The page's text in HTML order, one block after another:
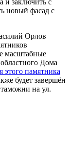
новый фасад с
Орлов
масштабные
Дома
этого памятника
будет завершён
на ул.